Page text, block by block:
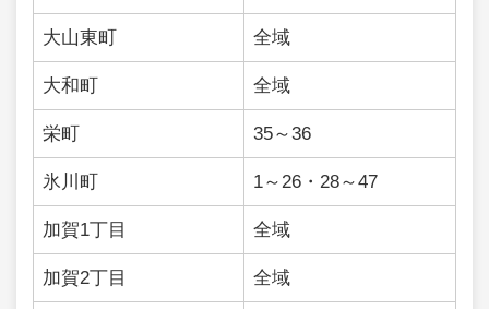
大山東町 全域
大和町 全域
栄町 35～36
氷川町 1～26・28～47
加賀1丁目 全域
加賀2丁目 全域